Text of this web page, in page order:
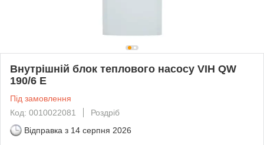
Внутрішній блок теплового насосу VIH QW
190/6 E
Під замовлення
Код: 0010022081
Роздріб
Відправка з 14 серпня 2026